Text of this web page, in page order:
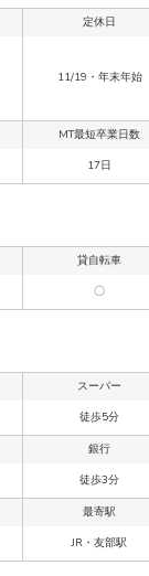
定休日
11/19・年末年始
MT最短卒業日数
17日
貸自転車
〇
スーパー
徒歩5分
銀行
徒歩3分
最寄駅
JR・友部駅